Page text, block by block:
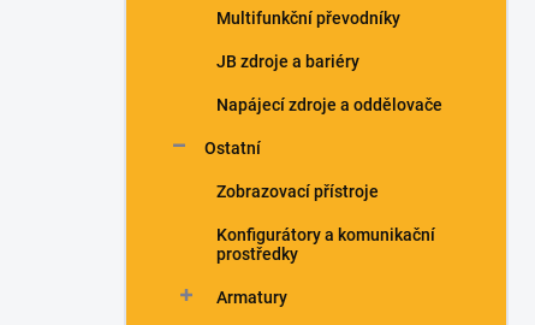
Multifunkční převodníky
JB zdroje a bariéry
Napájecí zdroje a oddělovače
Ostatní
Zobrazovací přístroje
Konfigurátory a komunikační
prostředky
Armatury